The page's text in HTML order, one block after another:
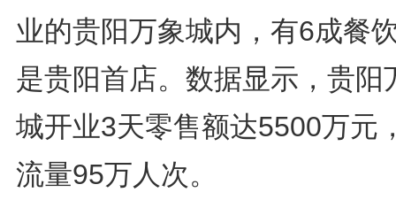
业的贵阳万象城内，有6成餐
是贵阳首店。数据显示，贵阳
城开业3天零售额达5500万元
流量95万人次。